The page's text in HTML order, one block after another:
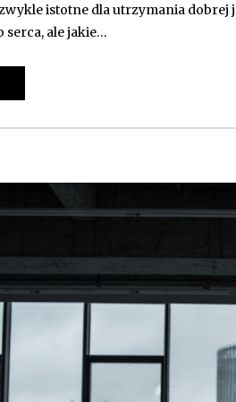
istotne dla utrzymania
ale jakie…